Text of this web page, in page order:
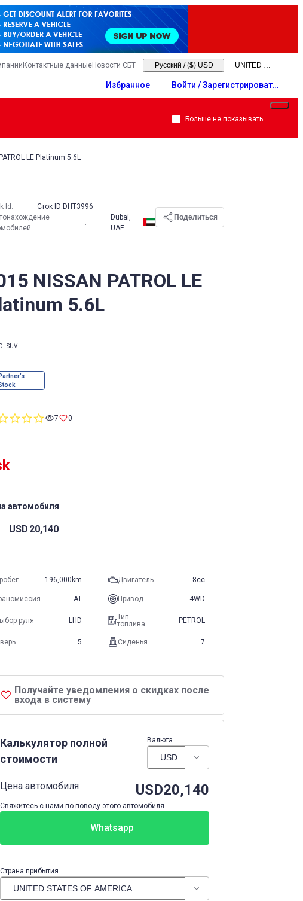
Контактные данныеНовости СБТ Русский / ($) USD
Избранное
Войти / Зарегистрировать
ся
Больше не показывать
LE Platinum 5.6L
NISSAN PATROL LE
5.6L
SUV
Id: Сток ID: DHT3996
:
Dubai,
UAE
Поделиться
0.07 0
автомобиля
USD 20,140
Получайте уведомления о скидках после
входа в систему
196,000km Двигатель 8cc
AT Привод 4WD
руля LHD
Тип
топлива
PETROL
5 Сиденья 7
Калькулятор полной
стоимости
Валюта
Цена автомобиля USD20,140
Свяжитесь с нами по поводу этого автомобиля
Whatsapp
Страна прибытия